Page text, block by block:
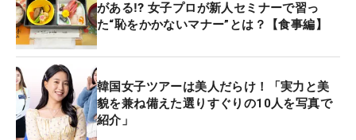
がある⁉ 女子プロが新人セミナーで習っ
た“恥をかかないマナー”とは？【食事編】
韓国女子ツアーは美人だらけ！「実力と美
貌を兼ね備えた選りすぐりの10人を写真で
紹介」